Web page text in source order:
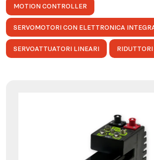
MOTION CONTROLLER
SERVOMOTORI CON ELETTRONICA
SERVOATTUATORI LINEARI